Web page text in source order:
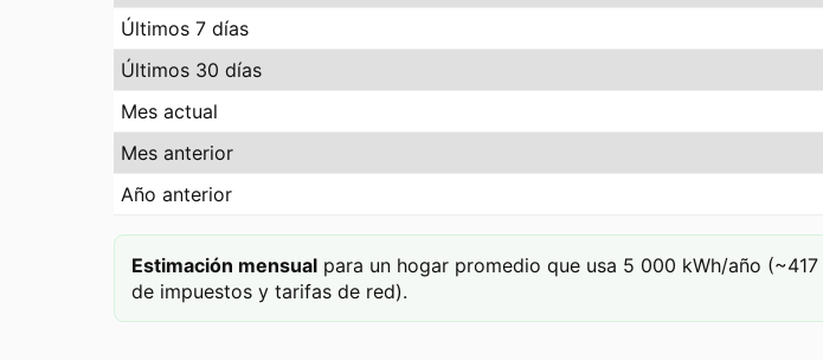
Últimos 7 días
Últimos 30 días
Mes actual
Mes anterior
Año anterior
Estimación mensual para un hogar promedio que usa 5 000 kWh/año
de impuestos y tarifas de red).